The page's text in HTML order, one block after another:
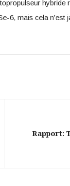
hybride
6, mais cela n’est
Rapport: